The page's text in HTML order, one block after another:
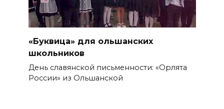
«Буквица» для ольшанских
школьников
День славянской письменности: «Орлята
России» из Ольшанской